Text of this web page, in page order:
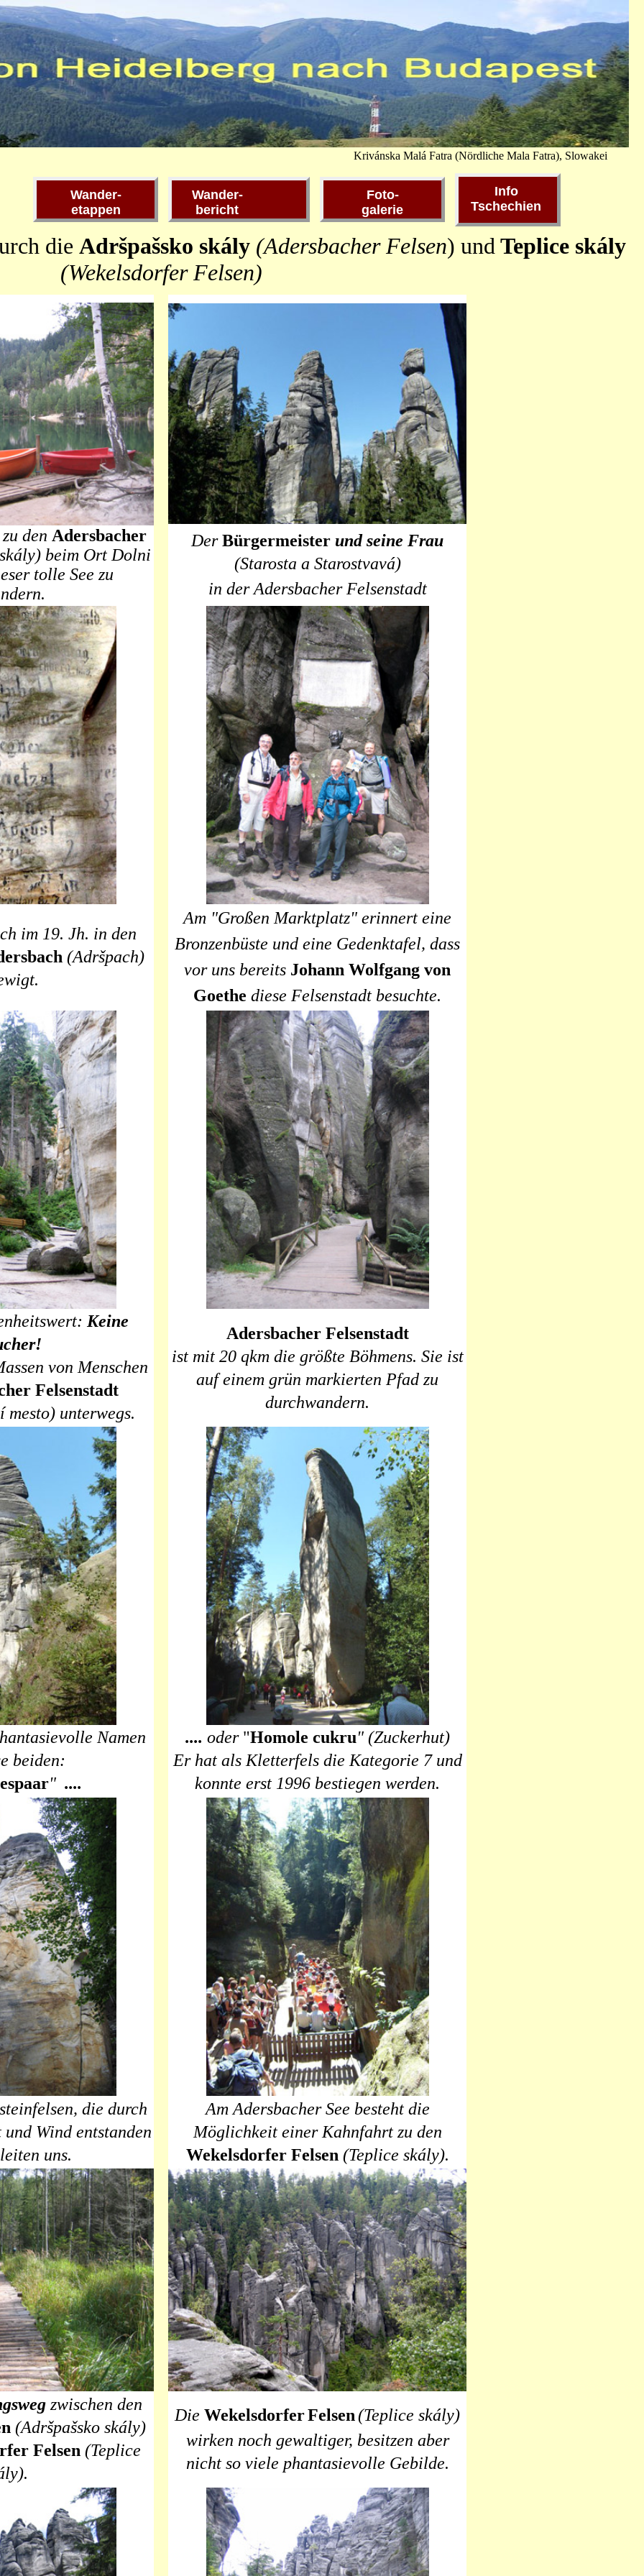
Krivánska Malá Fatra (Nördliche Mala Fatra), Slowakei
Wander-
etappen
Wander-
bericht
Foto-
galerie
Info
Tschechien
die Adršpašsko skály (Adersbacher Felsen) und Teplice skály
(Wekelsdorfer Felsen)
den Adersbacher
beim Ort Dolni
tolle See zu
DerBürgermeister und seine Frau
(Starosta a Starostvavá)
in der Adersbacher Felsenstadt
im 19. Jh. in den
(Adršpach)
Am "Großen Marktplatz" erinnert eine
Bronzenbüste und eine Gedenktafel, dass
vor uns bereits Johann Wolfgang von
Goethe diese Felsenstadt besuchte.
Keine
von Menschen
Felsenstadt
mesto) unterwegs.
Adersbacher Felsenstadt
ist mit 20 qkm die größte Böhmens. Sie ist
auf einem grün markierten Pfad zu
durchwandern.
Namen
beiden:
" ....
.... oder "Homole cukru" (Zuckerhut)
Er hat als Kletterfels die Kategorie 7 und
konnte erst 1996 bestiegen werden.
die durch
und Wind entstanden
uns.
Am Adersbacher See besteht die
Möglichkeit einer Kahnfahrt zu den
Wekelsdorfer Felsen (Teplice skály).
zwischen den
(Adršpašsko skály)
Felsen (Teplice
Die WekelsdorferFelsen(Teplice skály)
wirken noch gewaltiger, besitzen aber
nicht so viele phantasievolle Gebilde.